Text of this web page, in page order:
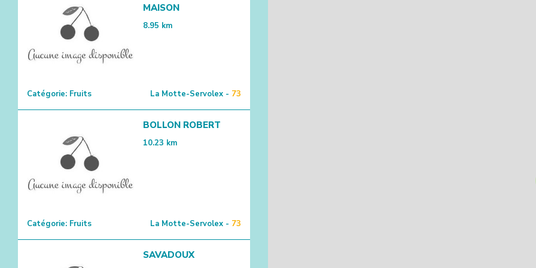
MAISON
8.95 km
Catégorie: Fruits La Motte-Servolex - 73
BOLLON ROBERT
10.23 km
Catégorie: Fruits La Motte-Servolex - 73
SAVADOUX